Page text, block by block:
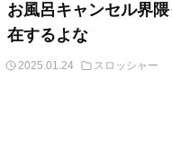
お風呂キャンセル界
在するよな
2025.01.24 スロッシャー